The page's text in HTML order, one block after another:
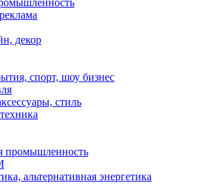
декор
спорт, шоу бизнес
стиль
альтернативная энергетика